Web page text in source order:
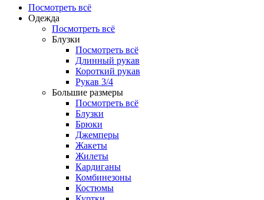
Посмотреть всё
Одежда
Посмотреть всё
Блузки
Посмотреть всё
Длинный рукав
Короткий рукав
Рукав 3/4
Большие размеры
Посмотреть всё
Блузки
Брюки
Джемперы
Жакеты
Жилеты
Кардиганы
Комбинезоны
Костюмы